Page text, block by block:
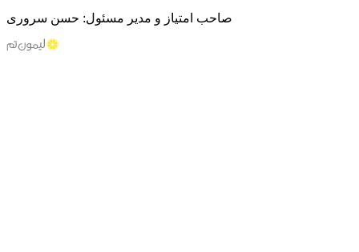
صاحب امتیاز و مدیر مسئول: حسن سروری